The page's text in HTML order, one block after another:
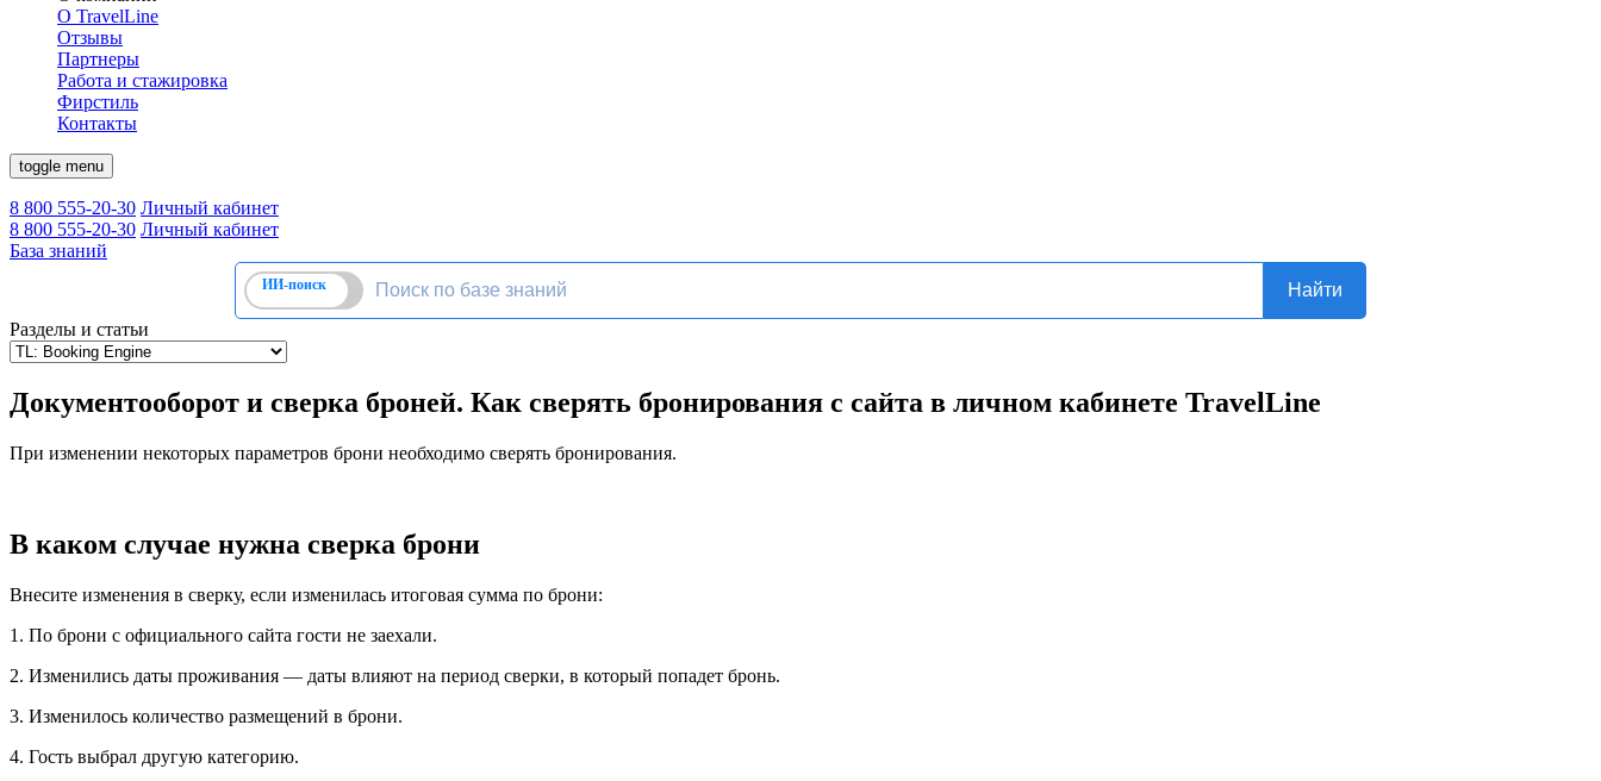
О TravelLine
Отзывы
Партнеры
Работа и стажировка
Фирстиль
Контакты
toggle menu
8 800 555-20-30 Личный кабинет
8 800 555-20-30 Личный кабинет
База знаний
Разделы и статьи
Документооборот и сверка броней. Как сверять бронирования с сайта в личном кабинете TravelLine
При изменении некоторых параметров брони необходимо сверять бронирования.
В каком случае нужна сверка брони
Внесите изменения в сверку, если изменилась итоговая сумма по брони:
1. По брони с официального сайта гости не заехали.
2. Изменились даты проживания — даты влияют на период сверки, в который попадет бронь.
3. Изменилось количество размещений в брони.
4. Гость выбрал другую категорию.